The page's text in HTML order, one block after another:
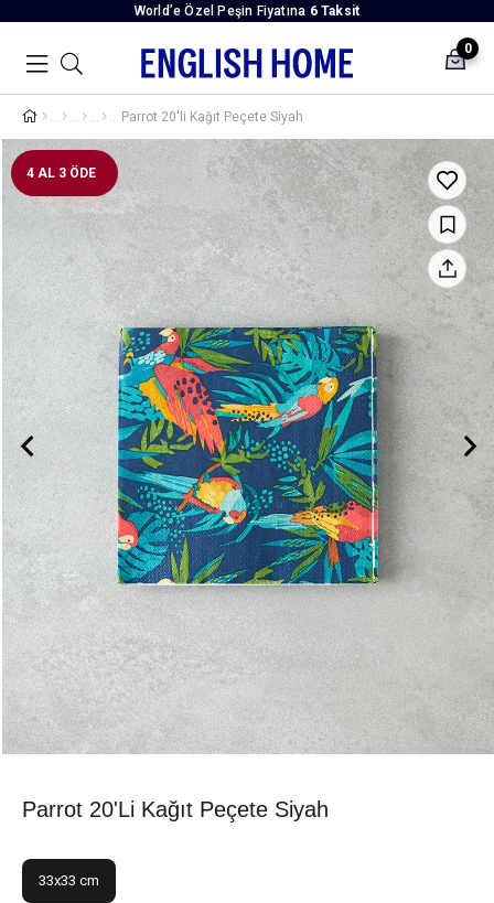
World’e Özel Peşin Fiyatına 6 Taksit
0
Parrot 20'li Kağıt Peçete Siyah
4 AL 3 ÖDE
Parrot 20'li Kağıt Peçete Siyah
33x33 cm